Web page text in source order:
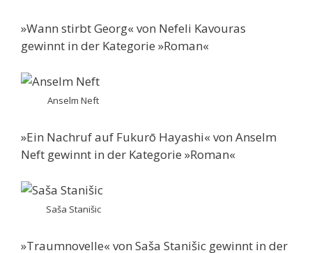
»Wann stirbt Georg« von Nefeli Kavouras
gewinnt in der Kategorie »Roman«
Anselm Neft
»Ein Nachruf auf Fukurō Hayashi« von Anselm
Neft gewinnt in der Kategorie »Roman«
Saša Stanišic
»Traumnovelle« von Saša Stanišic gewinnt in der